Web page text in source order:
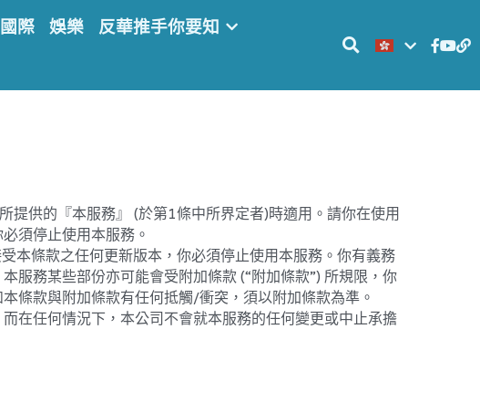
國際 娛樂 …
供的『本服務』 (於第1條中所界定者)時適用。請你在使用
須停止使用本服務。
條款之任何更新版本，你必須停止使用本服務。你有義務
服務某些部份亦可能會受附加條款 (“附加條款”) 所規限，你
條款與附加條款有任何抵觸/衝突，須以附加條款為準。
在任何情況下，本公司不會就本服務的任何變更或中止承擔